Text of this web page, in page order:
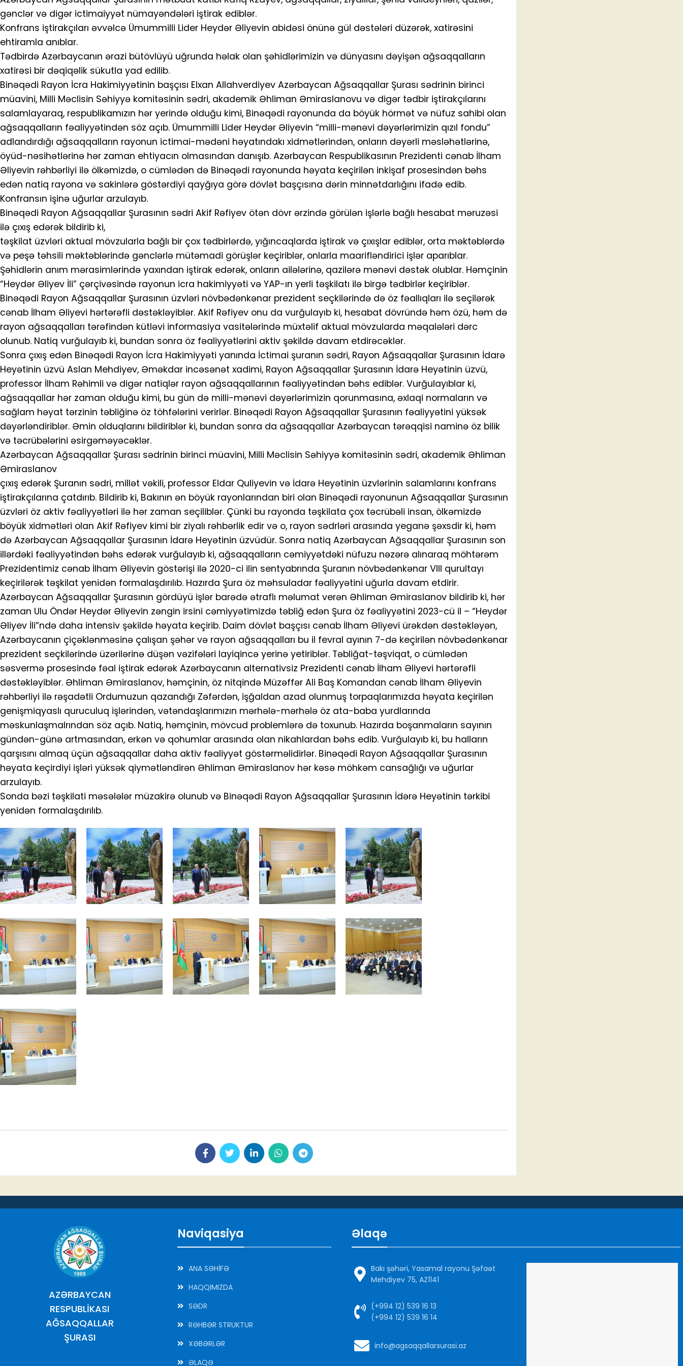
gənclər və digər ictimaiyyət nümayəndələri iştirak ediblər.
Konfrans iştirakçıları əvvəlcə Ümummilli Lider Heydər Əliyevin abidəsi önünə gül dəstələri düzərək, xatirəsini
ehtiramla anıblar.
Tədbirdə Azərbaycanın ərazi bütövlüyü uğrunda həlak olan şəhidlərimizin və dünyasını dəyişən ağsaqqalların
xatirəsi bir dəqiqəlik sükutla yad edilib.
Binəqədi Rayon İcra Hakimiyyətinin başçısı Elxan Allahverdiyev Azərbaycan Ağsaqqallar Şurası sədrinin birinci
müavini, Milli Məclisin Səhiyyə komitəsinin sədri, akademik Əhliman Əmiraslanovu və digər tədbir iştirakçılarını
salamlayaraq, respublikamızın hər yerində olduğu kimi, Binəqədi rayonunda da böyük hörmət və nüfuz sahibi olan
ağsaqqalların fəaliyyətindən söz açıb. Ümummilli Lider Heydər Əliyevin “milli-mənəvi dəyərlərimizin qızıl fondu”
adlandırdığı ağsaqqalların rayonun ictimai-mədəni həyatındakı xidmətlərindən, onların dəyərli məsləhətlərinə,
öyüd-nəsihətlərinə hər zaman ehtiyacın olmasından danışıb. Azərbaycan Respublikasının Prezidenti cənab İlham
Əliyevin rəhbərliyi ilə ölkəmizdə, o cümlədən də Binəqədi rayonunda həyata keçirilən inkişaf prosesindən bəhs
edən natiq rayona və sakinlərə göstərdiyi qayğıya görə dövlət başçısına dərin minnətdarlığını ifadə edib.
Konfransın işinə uğurlar arzulayıb.
Binəqədi Rayon Ağsaqqallar Şurasının sədri Akif Rəfiyev ötən dövr ərzində görülən işlərlə bağlı hesabat məruzəsi
ilə çıxış edərək bildirib ki,
təşkilat üzvləri aktual mövzularla bağlı bir çox tədbirlərdə, yığıncaqlarda iştirak və çıxışlar ediblər, orta məktəblərdə
və peşə təhsili məktəblərində gənclərlə mütəmadi görüşlər keçiriblər, onlarla maarifləndirici işlər aparıblar.
Şəhidlərin anım mərasimlərində yaxından iştirak edərək, onların ailələrinə, qazilərə mənəvi dəstək olublar. Həmçinin
“Heydər Əliyev İli” çərçivəsində rayonun icra hakimiyyəti və YAP-ın yerli təşkilatı ilə birgə tədbirlər keçiriblər.
Binəqədi Rayon Ağsaqqallar Şurasının üzvləri növbədənkənar prezident seçkilərində də öz fəallıqları ilə seçilərək
cənab İlham Əliyevi hərtərəfli dəstəkləyiblər. Akif Rəfiyev onu da vurğulayıb ki, hesabat dövründə həm özü, həm də
rayon ağsaqqalları tərəfindən kütləvi informasiya vasitələrində müxtəlif aktual mövzularda məqalələri dərc
olunub. Natiq vurğulayıb ki, bundan sonra öz fəaliyyətlərini aktiv şəkildə davam etdirəcəklər.
Sonra çıxış edən Binəqədi Rayon İcra Hakimiyyəti yanında İctimai şuranın sədri, Rayon Ağsaqqallar Şurasının İdarə
Heyətinin üzvü Aslan Mehdiyev, Əməkdar incəsənət xadimi, Rayon Ağsaqqallar Şurasının İdarə Heyətinin üzvü,
professor İlham Rəhimli və digər natiqlər rayon ağsaqqallarının fəaliyyətindən bəhs ediblər. Vurğulayıblar ki,
ağsaqqallar hər zaman olduğu kimi, bu gün də milli-mənəvi dəyərlərimizin qorunmasına, əxlaqi normaların və
sağlam həyat tərzinin təbliğinə öz töhfələrini verirlər. Binəqədi Rayon Ağsaqqallar Şurasının fəaliyyətini yüksək
dəyərləndiriblər. Əmin olduqlarını bildiriblər ki, bundan sonra da ağsaqqallar Azərbaycan tərəqqisi naminə öz bilik
və təcrübələrini əsirgəməyəcəklər.
Azərbaycan Ağsaqqallar Şurası sədrinin birinci müavini, Milli Məclisin Səhiyyə komitəsinin sədri, akademik Əhliman
Əmiraslanov
çıxış edərək Şuranın sədri, millət vəkili, professor Eldar Quliyevin və İdarə Heyətinin üzvlərinin salamlarını konfrans
iştirakçılarına çatdırıb. Bildirib ki, Bakının ən böyük rayonlarından biri olan Binəqədi rayonunun Ağsaqqallar Şurasının
üzvləri öz aktiv fəaliyyətləri ilə hər zaman seçiliblər. Çünki bu rayonda təşkilata çox təcrübəli insan, ölkəmizdə
böyük xidmətləri olan Akif Rəfiyev kimi bir ziyalı rəhbərlik edir və o, rayon sədrləri arasında yeganə şəxsdir ki, həm
də Azərbaycan Ağsaqqallar Şurasının İdarə Heyətinin üzvüdür. Sonra natiq Azərbaycan Ağsaqqallar Şurasının son
illərdəki fəaliyyətindən bəhs edərək vurğulayıb ki, ağsaqqalların cəmiyyətdəki nüfuzu nəzərə alınaraq möhtərəm
Prezidentimiz cənab İlham Əliyevin göstərişi ilə 2020-ci ilin sentyabrında Şuranın növbədənkənar VIII qurultayı
keçirilərək təşkilat yenidən formalaşdırılıb. Hazırda Şura öz məhsuladar fəaliyyətini uğurla davam etdirir.
Azərbaycan Ağsaqqallar Şurasının gördüyü işlər barədə ətraflı məlumat verən Əhliman Əmiraslanov bildirib ki, hər
zaman Ulu Öndər Heydər Əliyevin zəngin irsini cəmiyyətimizdə təbliğ edən Şura öz fəaliyyətini 2023-cü il – “Heydər
Əliyev İli”ndə daha intensiv şəkildə həyata keçirib. Daim dövlət başçısı cənab İlham Əliyevi ürəkdən dəstəkləyən,
Azərbaycanın çiçəklənməsinə çalışan şəhər və rayon ağsaqqalları bu il fevral ayının 7-də keçirilən növbədənkənar
prezident seçkilərində üzərilərinə düşən vəzifələri layiqincə yerinə yetiriblər. Təbliğat-təşviqat, o cümlədən
səsvermə prosesində fəal iştirak edərək Azərbaycanın alternativsiz Prezidenti cənab İlham Əliyevi hərtərəfli
dəstəkləyiblər. Əhliman Əmiraslanov, həmçinin, öz nitqində Müzəffər Ali Baş Komandan cənab İlham Əliyevin
rəhbərliyi ilə rəşadətli Ordumuzun qazandığı Zəfərdən, işğaldan azad olunmuş torpaqlarımızda həyata keçirilən
genişmiqyaslı quruculuq işlərindən, vətəndaşlarımızın mərhələ-mərhələ öz ata-baba yurdlarında
məskunlaşmalrından söz açıb. Natiq, həmçinin, mövcud problemlərə də toxunub. Hazırda boşanmaların sayının
gündən-günə artmasından, erkən və qohumlar arasında olan nikahlardan bəhs edib. Vurğulayıb ki, bu halların
qarşısını almaq üçün ağsaqqallar daha aktiv fəaliyyət göstərməlidirlər. Binəqədi Rayon Ağsaqqallar Şurasının
həyata keçirdiyi işləri yüksək qiymətləndirən Əhliman Əmiraslanov hər kəsə möhkəm cansağlığı və uğurlar
arzulayıb.
Sonda bəzi təşkilati məsələlər müzakirə olunub və Binəqədi Rayon Ağsaqqallar Şurasının İdərə Heyətinin tərkibi
yenidən formalaşdırılıb.
AZƏRBAYCAN
RESPUBLİKASI
AĞSAQQALLAR
ŞURASI
Naviqasiya
ANA SƏHİFƏ
HAQQIMIZDA
SƏDR
RƏHBƏR STRUKTUR
XƏBƏRLƏR
ƏLAQƏ
Əlaqə
Bakı şəhəri, Yasamal rayonu Şəfaət
Mehdiyev 75, AZ1141
(+994 12) 539 16 13
(+994 12) 539 16 14
info@agsaqqallarsurasi.az